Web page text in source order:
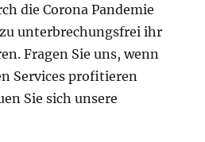
die Corona Pandemie
unterbrechungsfrei ihr
Fragen Sie uns, wenn
Services profitieren
Sie sich unsere